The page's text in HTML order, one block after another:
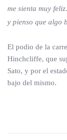
me sienta muy
y pienso que algo
El podio de la
Hinchcliffe, que
Sato, y por el
bajo del mismo.